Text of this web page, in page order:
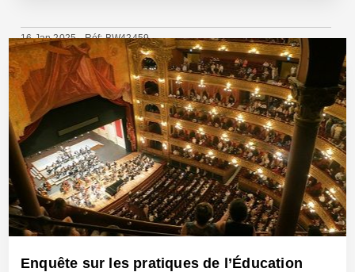
16 Jan 2025 - Réf: BW42459
Enquête sur les pratiques de l’Éducation